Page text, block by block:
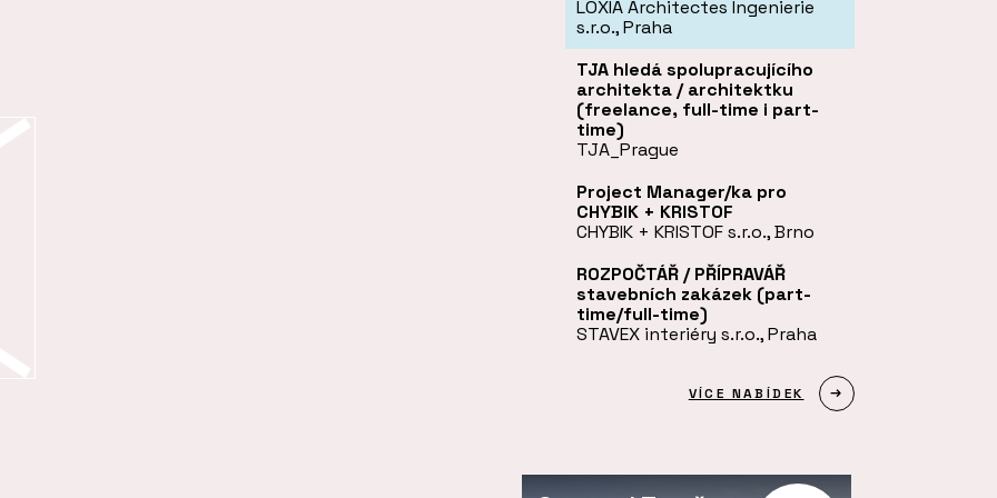
LOXIA Architectes Ingenierie
s.r.o., Praha
TJA hledá spolupracujícího
architekta / architektku
(freelance, full-time i part-
time)
TJA_Prague
Project Manager/ka pro
CHYBIK + KRISTOF
CHYBIK + KRISTOF s.r.o., Brno
ROZPOČTÁŘ / PŘÍPRAVÁŘ
stavebních zakázek (part-
time/full-time)
STAVEX interiéry s.r.o., Praha
VÍCE NABÍDEK